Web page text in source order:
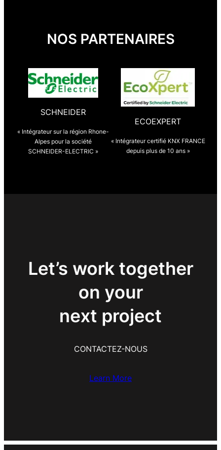
NOS PARTENAIRES
SCHNEIDER
« Intégrateur sur la région Rhone-
Alpes pour la société
SCHNEIDER-ELECTRIC »
ECOEXPERT
« Intégrateur certifié KNX FRANCE
depuis plus de 10 ans »
Let’s work together
on your
next project
CONTACTEZ-NOUS
Learn More